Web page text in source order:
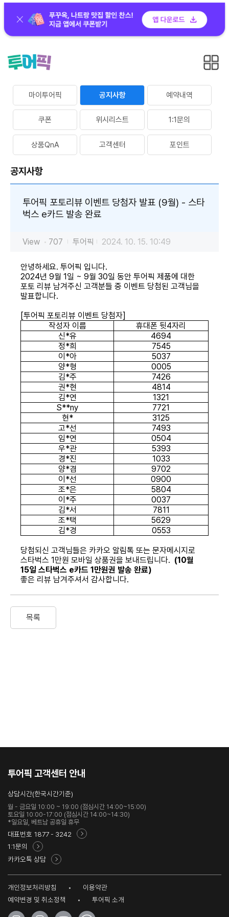
마이투어픽 공지사항 예약내역
쿠폰 위시리스트 1:1문의
상품QnA 고객센터 포인트
공지사항
투어픽 포토리뷰 이벤트 당첨자 발표 (9월) - 스타
벅스 e카드 발송 완료
View 707 투어픽 2024. 10. 15. 10:49
안녕하세요. 투어픽 입니다.
2024년 9월 1일 ~ 9월 30일 동안 투어픽 제품에 대한
포토 리뷰 남겨주신 고객분들 중 이벤트 당첨된 고객님을
발표합니다.
[투어픽 포토리뷰 이벤트 당첨자]
작성자 이름
휴대폰 뒷4자리
신*유
4694
정*희
7545
이 *아
5037
양*형
0005
김*주
7426
권*현
4814
김*연
1321
S**ny
7721
현*
3125
고*선
7493
임*연
0504
우*관
5393
경*진
1033
양*겸
9702
이 *선
0900
조*은
5804
이 *주
0037
김*서
7811
조*택
5629
김*경 0553
당첨되신 고객님들은 카카오 알림톡 또는 문자메시지로
스타벅스 1만원 모바일 상품권을 보내드립니다. (10월
15일 스타벅스 e카드 1만원권 발송 완료)
좋은 리뷰 남겨주셔서 감사합니다.
목록
투어픽 고객센터 안내
상담시간(한국시간기준)
월 - 금요일 10:00 ~ 19:00 (점심시간 14:00~15:00)
토요일 10:00-17:00 (점심시간 14:00~14:30)
*일요일, 베트남 공휴일 휴무
대표번호 1877 - 3242
1:1문의
카카오톡 상담
개인정보처리방침
이용약관
예약변경 및 취소정책
투어픽 소개